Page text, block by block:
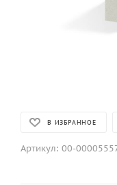
В ИЗБРАННОЕ
Артикул: 00-